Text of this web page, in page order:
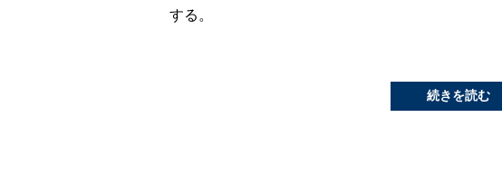
する。
続きを読む